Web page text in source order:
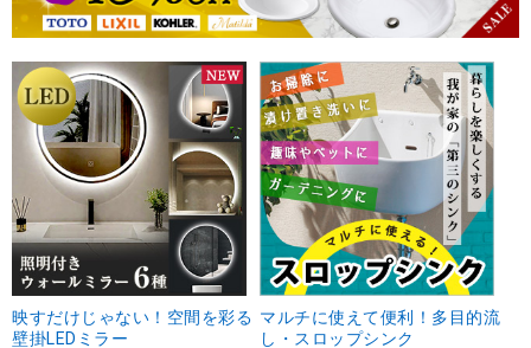
映すだけじゃない！空間を彩る
壁掛LEDミラー
マルチに使えて便利！多目的流
し・スロップシンク